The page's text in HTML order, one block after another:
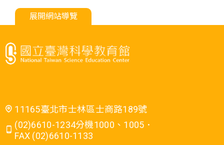
展開網站導覽
11165臺北市士林區士商路189號
(02)6610-1234分機1000、1005．
FAX (02)6610-1133